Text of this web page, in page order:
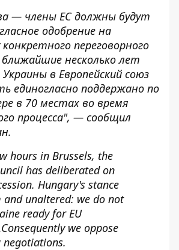
— члены ЕС должны будут
одобрение на
переговорного
несколько лет
в Европейский союз
единогласно поддержано по
в 70 местах во время
процесса", — сообщил
hours in Brussels, the
has deliberated on
Hungary's stance
unaltered: we do not
ready for EU
we oppose